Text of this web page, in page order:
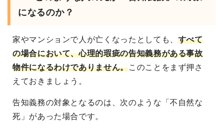
になるのか？
家やマンションで人が亡くなったとしても、 すべて
の場合において、心理的瑕疵の告知義務がある事故
物件になるわけでありません。このことをまず押さ
えておきましょう。
告知義務の対象となるのは、次のような「不自然な
死」があった場合です。